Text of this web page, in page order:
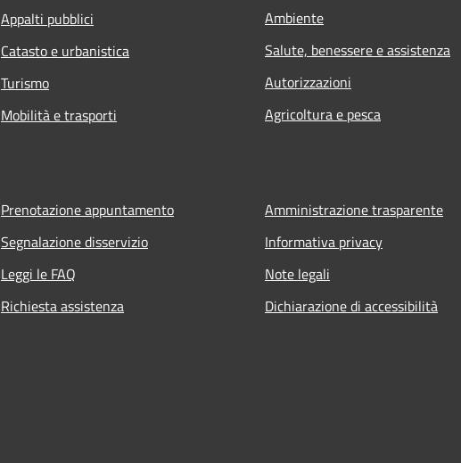
Appalti pubblici
Catasto e urbanistica
Turismo
Mobilità e trasporti
Ambiente
Salute, benessere e assistenza
Autorizzazioni
Agricoltura e pesca
Prenotazione appuntamento
Segnalazione disservizio
Leggi le FAQ
Richiesta assistenza
Amministrazione trasparente
Informativa privacy
Note legali
Dichiarazione di accessibilità